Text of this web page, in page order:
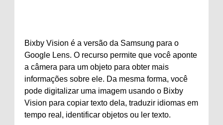
Bixby Vision é a versão da Samsung para o
Google Lens. O recurso permite que você aponte
a câmera para um objeto para obter mais
informações sobre ele. Da mesma forma, você
pode digitalizar uma imagem usando o Bixby
Vision para copiar texto dela, traduzir idiomas em
tempo real, identificar objetos ou ler texto.